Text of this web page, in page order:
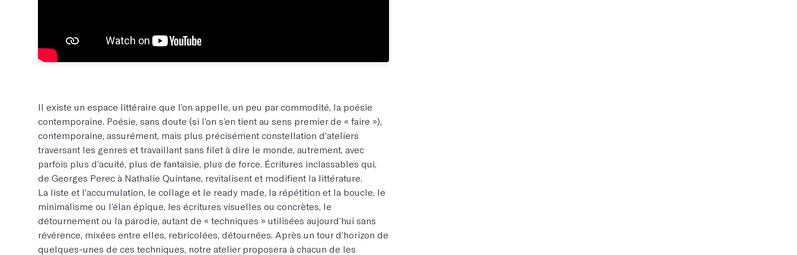
Il existe un espace littéraire que l’on appelle, un peu par commodité, la poésie
contemporaine. Poésie, sans doute (si l’on s’en tient au sens premier de « faire »),
contemporaine, assurément, mais plus précisément constellation d’ateliers
traversant les genres et travaillant sans filet à dire le monde, autrement, avec
parfois plus d’acuité, plus de fantaisie, plus de force. Écritures inclassables qui,
de Georges Perec à Nathalie Quintane, revitalisent et modifient la littérature.
La liste et l’accumulation, le collage et le ready made, la répétition et la boucle, le
minimalisme ou l’élan épique, les écritures visuelles ou concrètes, le
détournement ou la parodie, autant de « techniques » utilisées aujourd’hui sans
révérence, mixées entre elles, rebricolées, détournées. Après un tour d’horizon de
quelques-unes de ces techniques, notre atelier proposera à chacun de les